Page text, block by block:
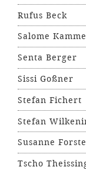
Rufus Beck
Salome
Senta Berger
Sissi Goßner
Stefan Fichert
Stefan
Susanne
Tscho